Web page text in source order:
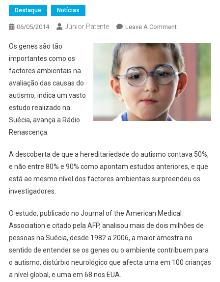
Destaque Notícias
06/05/2014 Júnior Patente Leave A CommentOn
Do
Autismo:
Ambiente
Influencia
Mais
Os genes são tão
importantes como os
factores ambientais na
avaliação das causas do
autismo, indica um vasto
estudo realizado na
Suécia, avança a Rádio
Renascença.
A descoberta de que a hereditariedade do autismo contava 50%,
e não entre 80% e 90% como apontam estudos anteriores, e que
está ao mesmo nível dos factores ambientais surpreendeu os
investigadores.
O estudo, publicado no Journal of the American Medical
Association e citado pela AFP, analisou mais de dois milhões de
pessoas na Suécia, desde 1982 a 2006, a maior amostra no
sentido de entender se os genes ou o ambiente contribuem para
o autismo, distúrbio neurológico que afecta uma em 100 crianças
a nível global, e uma em 68 nos EUA.